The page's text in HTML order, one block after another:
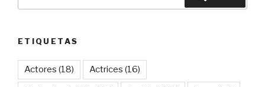
ETIQUETAS
Actores (18) Actrices (16)